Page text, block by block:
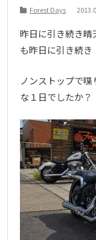
Forest Days
昨日に引き続き
も昨日に引き続き
ノンストップで
な１日でしたか？